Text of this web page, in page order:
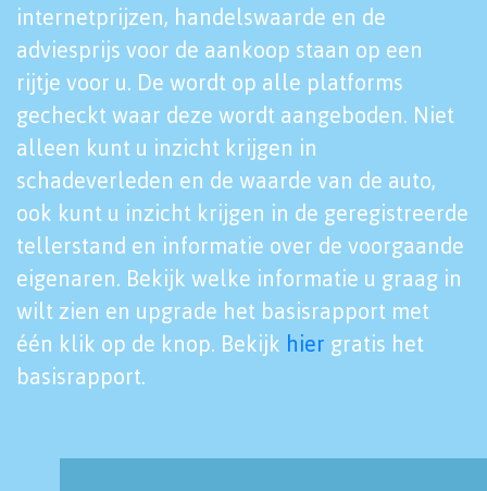
internetprijzen, handelswaarde en de
adviesprijs voor de aankoop staan op een
rijtje voor u. De wordt op alle platforms
gecheckt waar deze wordt aangeboden. Niet
alleen kunt u inzicht krijgen in
schadeverleden en de waarde van de auto,
ook kunt u inzicht krijgen in de geregistreerde
tellerstand en informatie over de voorgaande
eigenaren. Bekijk welke informatie u graag in
wilt zien en upgrade het basisrapport met
één klik op de knop. Bekijk hier gratis het
basisrapport.